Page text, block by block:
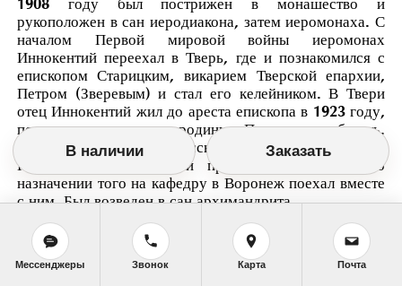
1908 году был пострижен в монашество и
рукоположен в сан иеродиакона, затем иеромонаха. С
началом Первой мировой войны иеромонах
Иннокентий переехал в Тверь, где и познакомился с
епископом Старицким, викарием Тверской епархии,
Петром (Зверевым) и стал его келейником. В Твери
отец Иннокентий жил до ареста епископа в 1923 году,
после чего он уехал на родину в Полтавскую область.
После возвращения из ссылки в Москву епископа
Петра отец Иннокентий приехал к нему, а по
назначении того на кафедру в Воронеж поехал вместе
с ним. Был возведен в сан архимандрита.
Он был арестован по делу владыки 17 декабря 1926
года Воронежским ОГПУ и приговорен к трем годам
заключения в концлагерь на Соловках. Из заключения
архимандрит Иннокентий писал: Мы по милости
В наличии Заказать
Мессенджеры Звонок Карта Почта